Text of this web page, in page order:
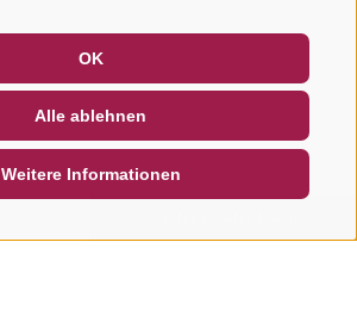
OK
Alle ablehnen
Weitere Informationen
SOCIAL WALL WETTER